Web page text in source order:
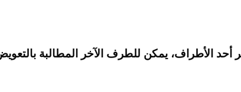
أحد الأطراف، يمكن للطرف الآخر المطالبة